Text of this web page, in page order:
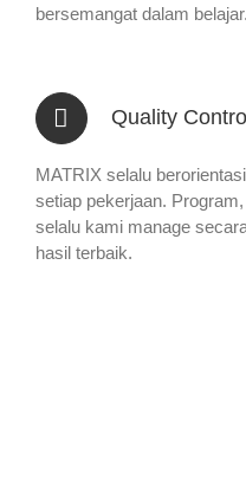
bersemangat dalam belajar.
Quality Control
MATRIX selalu
setiap pekerjaan.
selalu kami manage
hasil terbaik.